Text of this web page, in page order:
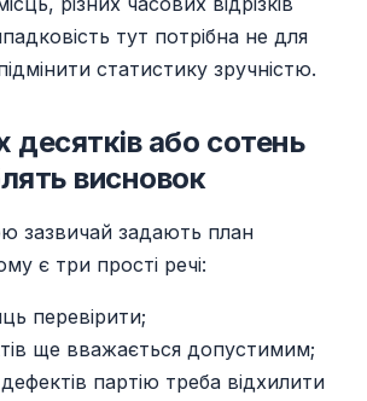
тут потрібна не для
статистику зручністю.
десятків або сотень
висновок
зазвичай задають план
є три прості речі:
перевірити;
ще вважається допустимим;
партію треба відхилити